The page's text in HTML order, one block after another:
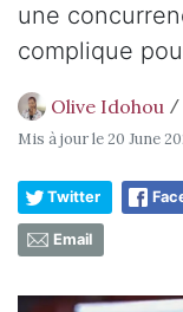
une
complique
Olive Idohou /
Mis à jour le20 June
Twitter
Email